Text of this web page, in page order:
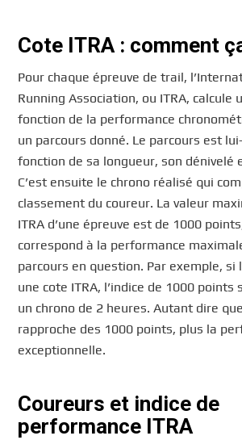
Cote ITRA : comment
Pour chaque épreuve de trail,
Running Association, ou ITRA, calcule
fonction de la performance
un parcours donné. Le parcours est
fonction de sa longueur, son dénivelé
C’est ensuite le chrono réalisé qui
classement du coureur. La valeur
ITRA d’une épreuve est de 1000
correspond à la performance
parcours en question. Par exemple,
une cote ITRA, l’indice de 1000
un chrono de 2 heures. Autant dire
rapproche des 1000 points, plus la
exceptionnelle.
Coureurs et indice de
performance ITRA